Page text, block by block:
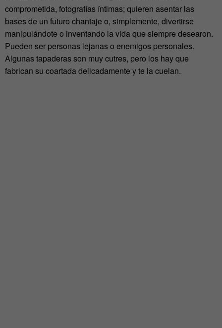
comprometida, fotografías íntimas; quieren asentar las
bases de un futuro chantaje o, simplemente, divertirse
manipulándote o inventando la vida que siempre desearon.
Pueden ser personas lejanas o enemigos personales.
Algunas tapaderas son muy cutres, pero los hay que
fabrican su coartada delicadamente y te la cuelan.